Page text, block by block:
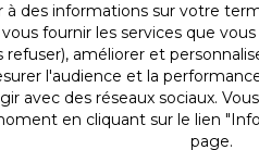
à des informations sur votre
fournir les services que
refuser), améliorer et
l'audience et la
avec des réseaux sociaux.
en cliquant sur le lien
page.